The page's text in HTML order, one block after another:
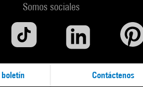
Somos sociales
Contáctenos